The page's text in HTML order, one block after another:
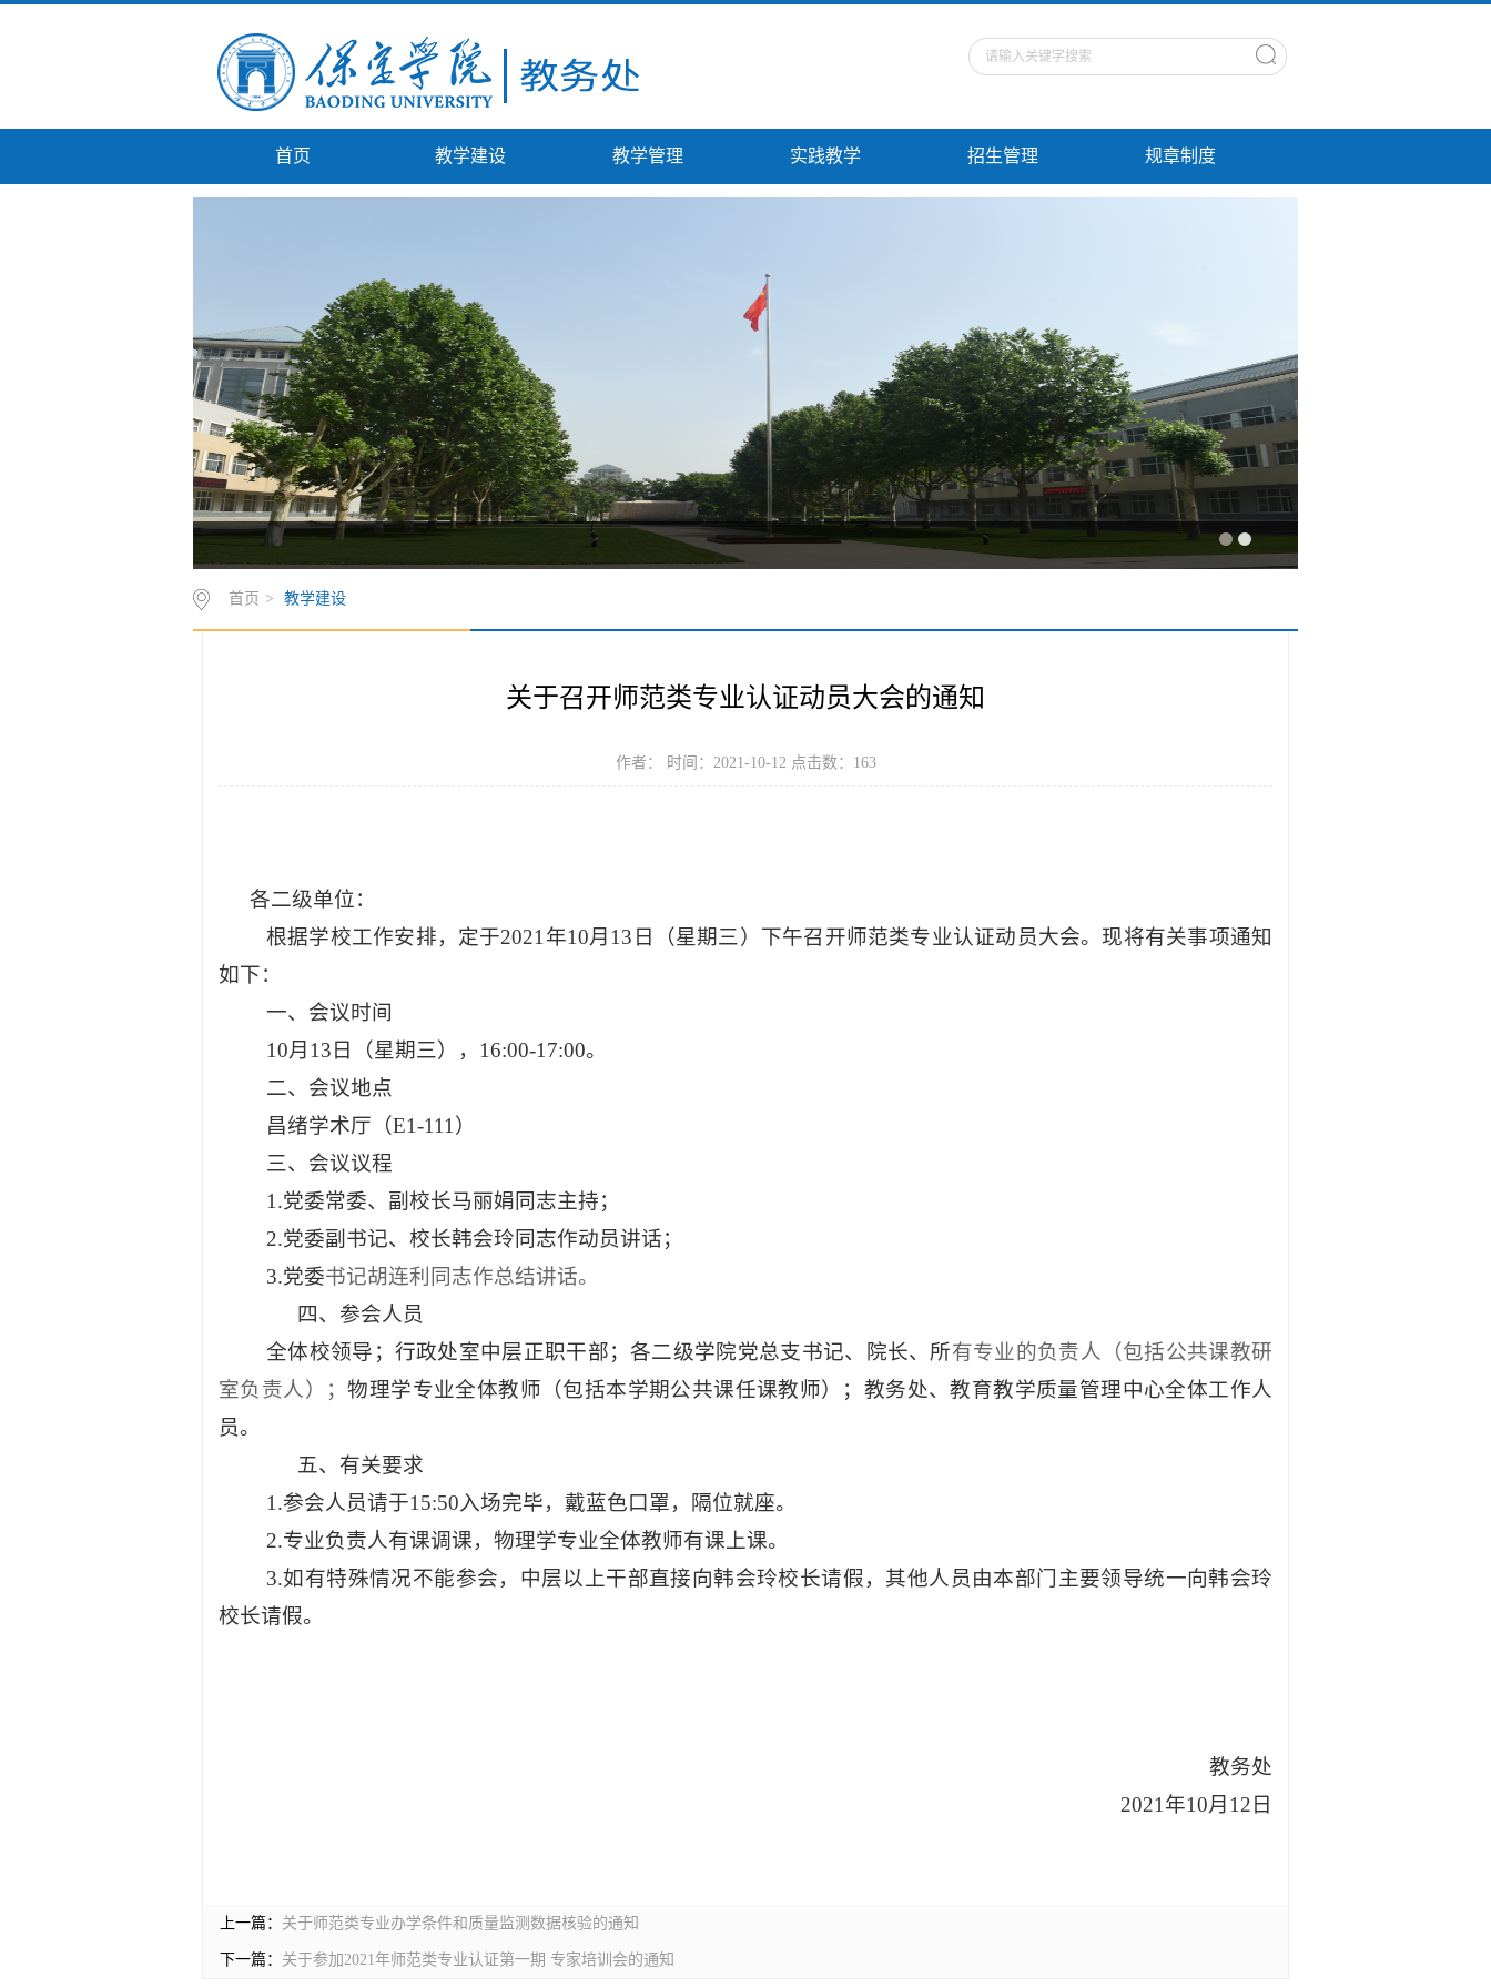
首页 教学建设 教学管理 实践教学 招生管理 规章制度
首页 > 教学建设
关于召开师范类专业认证动员大会的通知
作者： 时间：2021-10-12 点击数： 163
各二级单位：
根据学校工作安排，定于2021年10月 13日（星期三）下午召开师范类专业认证动员大会。现将有关事项通知
如下：
一、会议时间
10月 13日（星期三）， 16:00-17:00。
二、会议地点
昌绪学术厅（E1-111）
三、会议议程
1.党委常委、副校长马丽娟同志主持；
2.党委副书记、校长韩会玲同志作动员讲话；
3.党委书记胡连利同志作总结讲话。
四、 参会人员
全体校领导；行政处室中层正职干部；各二级学院党总支书记、院长、所有专业的负责人（包括公共课教研
室负责人）； 物理学专业全体教师（包括本学期公共课任课教师）；教务处、教育教学质量管理中心全体工作人
员。
五、有关要求
1.参会人员请于15:50入场完毕，戴蓝色口罩，隔位就座。
2.专业负责人有课调课，物理学专业全体教师有课上课。
3.如有特殊情况不能参会，中层以上干部直接向韩会玲校长请假，其他人员 由本部门主要领导统一向韩会玲
校长请假。
教务处
2021年10月12日
上一篇： 关于师范类专业办学条件和质量监测数据核验的通知
下一篇： 关于参加2021年师范类专业认证第一期 专家培训会的通知